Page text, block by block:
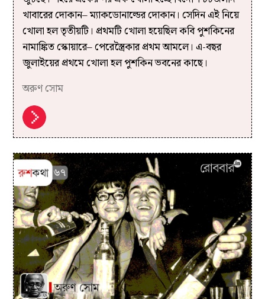
খাবারের দোকান– ম্যাকডোনাল্ডের দোকান। সেদিন এই নিয়ে
খোলা হল তৃতীয়টি। প্রথমটি খোলা হয়েছিল কবি পুশকিনের
নামাঙ্কিত স্কোয়ারে– পেরেস্ত্রৈকার প্রথম আমলে। এ-বছর
জুলাইয়ের প্রথমে খোলা হল পুশকিন ভবনের কাছে।
অরুণ সোম